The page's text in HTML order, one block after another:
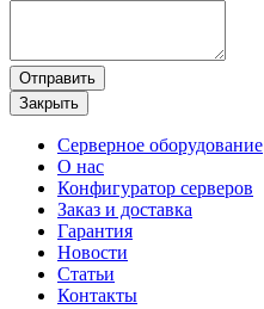
Отправить
Закрыть
Серверное оборудование
О нас
Конфигуратор серверов
Заказ и доставка
Гарантия
Новости
Статьи
Контакты